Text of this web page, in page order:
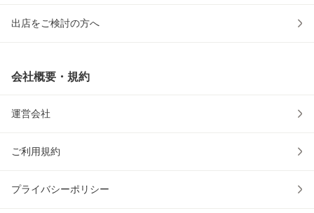
出店をご検討の方へ
会社概要・規約
運営会社
ご利用規約
プライバシーポリシー